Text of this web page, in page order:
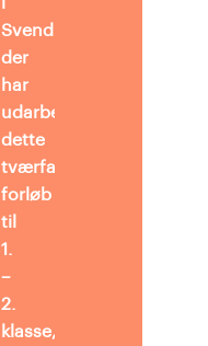
Svendborg,
der
har
udarbejdet
dette
tværfaglige
forløb
til
1.
–
2.
klasse,